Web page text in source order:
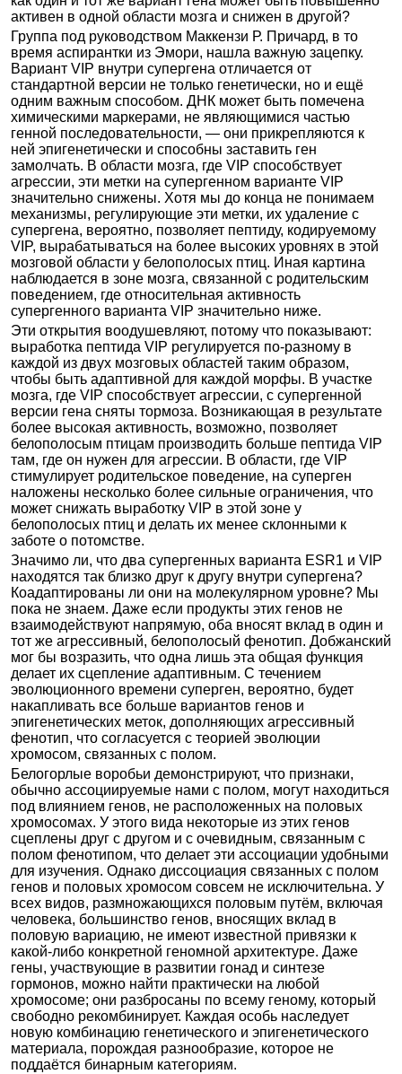
активен в одной области мозга и снижен в другой?
Группа под руководством Маккензи Р. Причард, в то
время аспирантки из Эмори, нашла важную зацепку.
Вариант VIP внутри супергена отличается от
стандартной версии не только генетически, но и ещё
одним важным способом. ДНК может быть помечена
химическими маркерами, не являющимися частью
генной последовательности, — они прикрепляются к
ней эпигенетически и способны заставить ген
замолчать. В области мозга, где VIP способствует
агрессии, эти метки на супергенном варианте VIP
значительно снижены. Хотя мы до конца не понимаем
механизмы, регулирующие эти метки, их удаление с
супергена, вероятно, позволяет пептиду, кодируемому
VIP, вырабатываться на более высоких уровнях в этой
мозговой области у белополосых птиц. Иная картина
наблюдается в зоне мозга, связанной с родительским
поведением, где относительная активность
супергенного варианта VIP значительно ниже.
Эти открытия воодушевляют, потому что показывают:
выработка пептида VIP регулируется по-разному в
каждой из двух мозговых областей таким образом,
чтобы быть адаптивной для каждой морфы. В участке
мозга, где VIP способствует агрессии, с супергенной
версии гена сняты тормоза. Возникающая в результате
более высокая активность, возможно, позволяет
белополосым птицам производить больше пептида VIP
там, где он нужен для агрессии. В области, где VIP
стимулирует родительское поведение, на суперген
наложены несколько более сильные ограничения, что
может снижать выработку VIP в этой зоне у
белополосых птиц и делать их менее склонными к
заботе о потомстве.
Значимо ли, что два супергенных варианта ESR1 и VIP
находятся так близко друг к другу внутри супергена?
Коадаптированы ли они на молекулярном уровне? Мы
пока не знаем. Даже если продукты этих генов не
взаимодействуют напрямую, оба вносят вклад в один и
тот же агрессивный, белополосый фенотип. Добжанский
мог бы возразить, что одна лишь эта общая функция
делает их сцепление адаптивным. С течением
эволюционного времени суперген, вероятно, будет
накапливать все больше вариантов генов и
эпигенетических меток, дополняющих агрессивный
фенотип, что согласуется с теорией эволюции
хромосом, связанных с полом.
Белогорлые воробьи демонстрируют, что признаки,
обычно ассоциируемые нами с полом, могут находиться
под влиянием генов, не расположенных на половых
хромосомах. У этого вида некоторые из этих генов
сцеплены друг с другом и с очевидным, связанным с
полом фенотипом, что делает эти ассоциации удобными
для изучения. Однако диссоциация связанных с полом
генов и половых хромосом совсем не исключительна. У
всех видов, размножающихся половым путём, включая
человека, большинство генов, вносящих вклад в
половую вариацию, не имеют известной привязки к
какой-либо конкретной геномной архитектуре. Даже
гены, участвующие в развитии гонад и синтезе
гормонов, можно найти практически на любой
хромосоме; они разбросаны по всему геному, который
свободно рекомбинирует. Каждая особь наследует
новую комбинацию генетического и эпигенетического
материала, порождая разнообразие, которое не
поддаётся бинарным категориям.